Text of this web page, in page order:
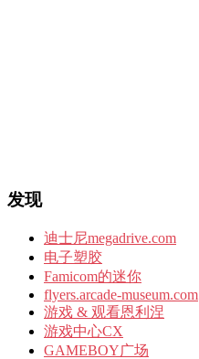
发现
迪士尼megadrive.com
电子塑胶
Famicom的迷你
flyers.arcade-museum.com
游戏 & 观看恩利涅
游戏中心CX
GAMEBOY广场